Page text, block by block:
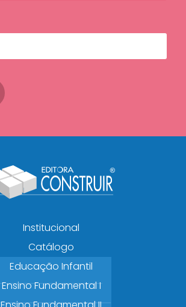
Institucional
Catálogo
Educação Infantil
Ensino Fundamental I